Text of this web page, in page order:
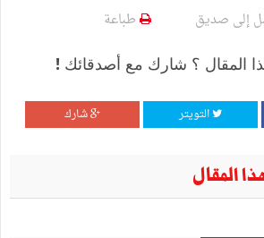
إلى صديق طباعة
المقال ؟ شارك مع أصدقائك !
التويتر شارك
المقال